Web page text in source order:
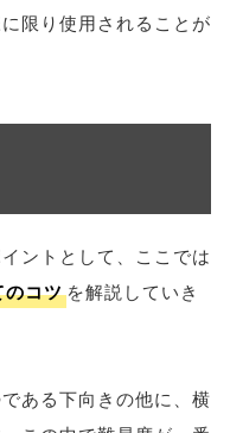
限り使用されることが
ントとして、ここでは
のコツ を解説していき
ある下向きの他に、横